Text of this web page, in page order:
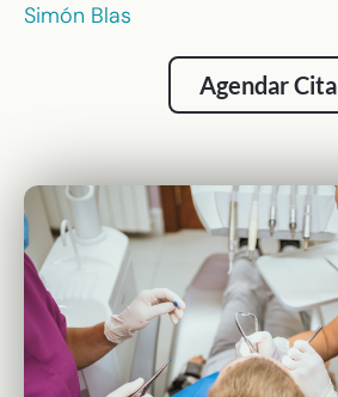
Simón Blas
Agendar Cita